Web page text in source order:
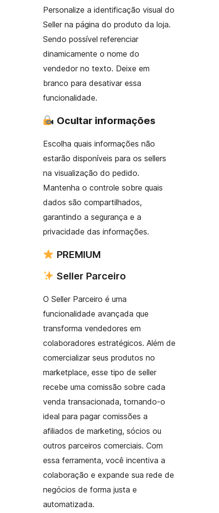
Personalize a identificação visual do
Seller na página do produto da loja.
Sendo possível referenciar
dinamicamente o nome do
vendedor no texto. Deixe em
branco para desativar essa
funcionalidade.
Ocultar informações
Escolha quais informações não
estarão disponíveis para os sellers
na visualização do pedido.
Mantenha o controle sobre quais
dados são compartilhados,
garantindo a segurança e a
privacidade das informações.
PREMIUM
Seller Parceiro
O Seller Parceiro é uma
funcionalidade avançada que
transforma vendedores em
colaboradores estratégicos. Além de
comercializar seus produtos no
marketplace, esse tipo de seller
recebe uma comissão sobre cada
venda transacionada, tornando-o
ideal para pagar comissões a
afiliados de marketing, sócios ou
outros parceiros comerciais. Com
essa ferramenta, você incentiva a
colaboração e expande sua rede de
negócios de forma justa e
automatizada.